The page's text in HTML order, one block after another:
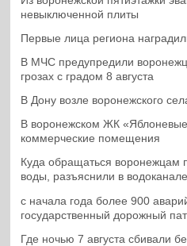
невыключенной плиты
Первые лица региона
В МЧС предупредили
грозах с градом 8 августа
В Дону возле воронежского
В воронежском ЖК
коммерческие помещения
Куда обращаться воронежцам
воды, разъяснили в водоканале
с начала года более 900
государственный дорожный
Где ночью 7 августа сбивали